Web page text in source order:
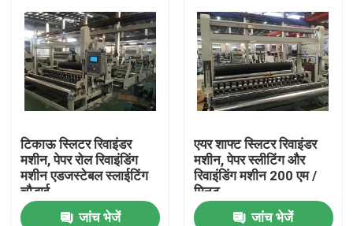
हमारे बारे में
कारखाने का दौरा
गुणवत्ता नियंत्रण
हमसे संपर्क करें
टिकाऊ स्लिटर रिवाइंडर
मशीन, पेपर रोल रिवाइंडिंग
मशीन एडजस्टेबल स्लाईटिंग
चौड़ाई
जांच भेजें
एयर शाफ्ट स्लिटर रिवाइंडर
मशीन, पेपर स्लीटिंग और
रिवाइंडिंग मशीन 200 एम /
मिनट
जांच भेजें